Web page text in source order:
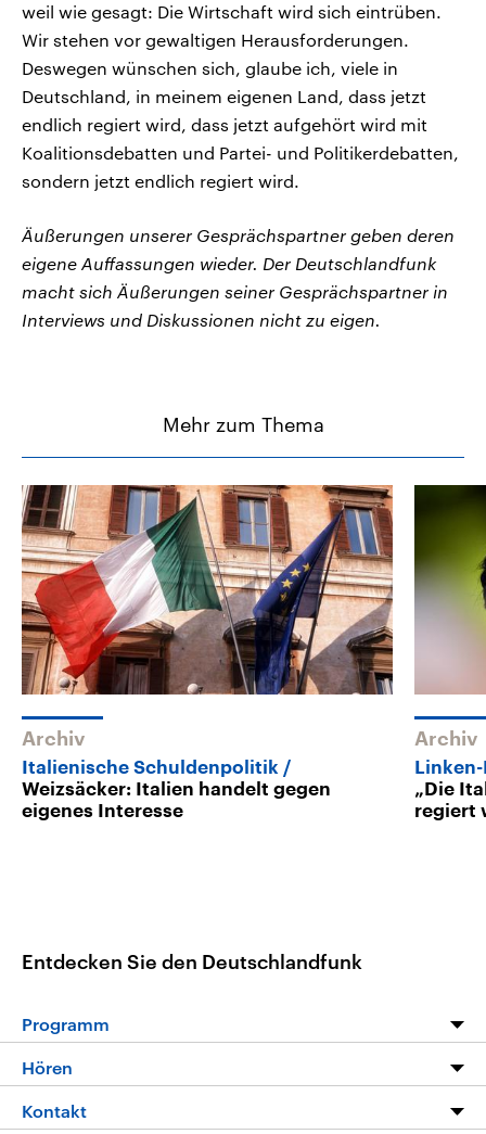
weil wie gesagt: Die Wirtschaft wird sich eintrüben.
Wir stehen vor gewaltigen Herausforderungen.
Deswegen wünschen sich, glaube ich, viele in
Deutschland, in meinem eigenen Land, dass jetzt
endlich regiert wird, dass jetzt aufgehört wird mit
Koalitionsdebatten und Partei- und Politikerdebatten,
sondern jetzt endlich regiert wird.
Äußerungen unserer Gesprächspartner geben deren
eigene Auffassungen wieder. Der Deutschlandfunk
macht sich Äußerungen seiner Gesprächspartner in
Interviews und Diskussionen nicht zu eigen.
Mehr zum Thema
Archiv
Italienische Schuldenpolitik
Weizsäcker: Italien handelt gegen
eigenes Interesse
Archiv
„Die
regiert
Entdecken Sie den Deutschlandfunk
Programm
Programm
Hören
Livestream
Kontakt